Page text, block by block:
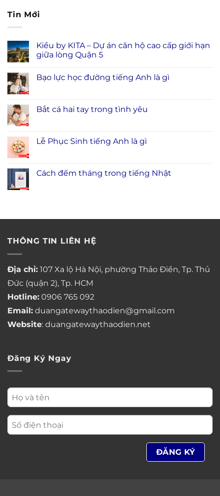
Tin Mới
Kiều by KITA – Dự án căn hộ cao cấp giới hạn
giữa lòng Quận 5
Bạo lực học đường tiếng Anh là gì
Bắt cá hai tay trong tình yêu
Lễ Phục Sinh tiếng Anh là gì
Cách đếm tháng trong tiếng Nhật
THÔNG TIN LIÊN HỆ
Địa chỉ: 107 Xa lộ Hà Nội, phường Thảo Điền, Tp. Thủ
Đức (quận 2), Tp. HCM
Hotline: 0906 765 092
Email: duangatewaythaodien@gmail.com
Website: duangatewaythaodien.net
Đăng Ký Ngay